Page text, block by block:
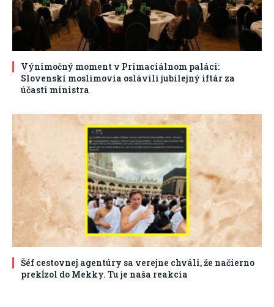
Výnimočný moment v Primaciálnom paláci:
Slovenskí moslimovia oslávili jubilejný iftár za
účasti ministra
Šéf cestovnej agentúry sa verejne chváli, že načierno
prekĺzol do Mekky. Tu je naša reakcia